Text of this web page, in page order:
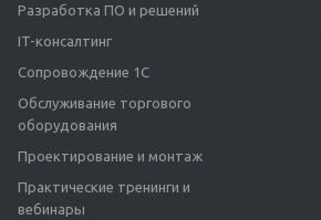
Разработка ПО и решений
IT-консалтинг
Сопровождение 1С
Обслуживание торгового
оборудования
Проектирование и монтаж
Практические тренинги и
вебинары